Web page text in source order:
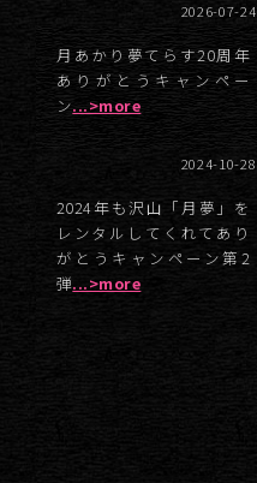
2026-07-24
月あかり夢てらす20周年
ありがとうキャンペー
ン...>more
2024-10-28
2024年も沢山「月夢」を
レンタルしてくれてあり
がとうキャンペーン第2
弾...>more